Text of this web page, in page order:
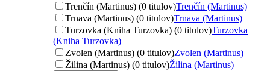
Trenčín (Martinus) (0 titulov)Trenčín (Martinus)
Trnava (Martinus) (0 titulov)Trnava (Martinus)
Turzovka (Kniha Turzovka) (0 titulov)Turzovka
(Kniha Turzovka)
Zvolen (Martinus) (0 titulov)Zvolen (Martinus)
Žilina (Martinus) (0 titulov)Žilina (Martinus)